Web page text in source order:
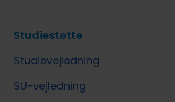
Studiestøtte
Studievejledning
SU-vejledning